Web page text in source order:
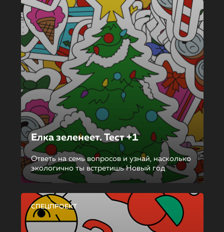
Елка зеленеет. Тест +1
Ответь на семь вопросов и узнай, насколько
экологично ты встретишь Новый год
СПЕЦПРОЕКТ